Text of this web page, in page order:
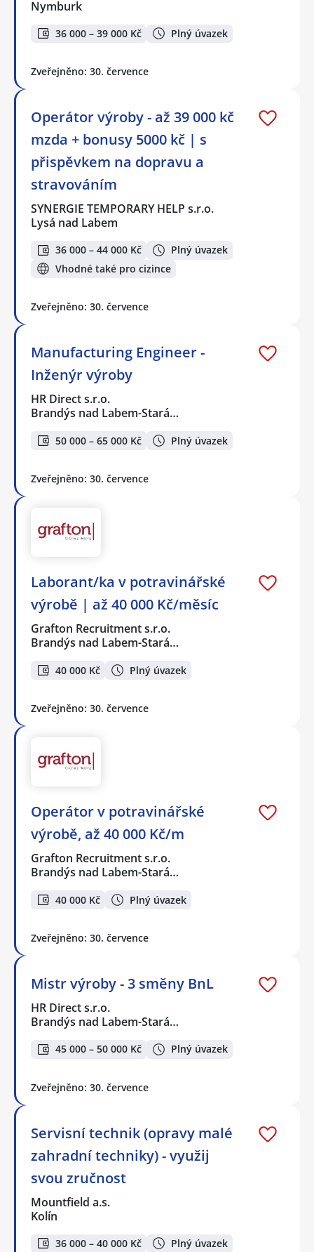
Nymburk
36 000 – 39 000 Kč Plný úvazek
Zveřejněno: 30. července
Operátor výroby - až 39 000 kč
mzda + bonusy 5000 kč | s
přispěvkem na dopravu a
stravováním
SYNERGIE TEMPORARY HELP s.r.o.
Lysá nad Labem
36 000 – 44 000 Kč
Plný úvazek
Vhodné také pro cizince
Zveřejněno: 30. července
Manufacturing Engineer -
Inženýr výroby
HR Direct s.r.o.
Brandýs nad Labem-Stará…
50 000 – 65 000 Kč Plný úvazek
Zveřejněno: 30. července
Laborant/ka v potravinářské
výrobě | až 40 000 Kč/měsíc
Grafton Recruitment s.r.o.
Brandýs nad Labem-Stará…
40 000 Kč Plný úvazek
Zveřejněno: 30. července
Operátor v potravinářské
výrobě, až 40 000 Kč/m
Grafton Recruitment s.r.o.
Brandýs nad Labem-Stará…
40 000 Kč Plný úvazek
Zveřejněno: 30. července
Mistr výroby - 3 směny BnL
HR Direct s.r.o.
Brandýs nad Labem-Stará…
45 000 – 50 000 Kč Plný úvazek
Zveřejněno: 30. července
Servisní technik (opravy malé
zahradní techniky) - využij
svou zručnost
Mountfield a.s.
Kolín
36 000 – 40 000 Kč Plný úvazek